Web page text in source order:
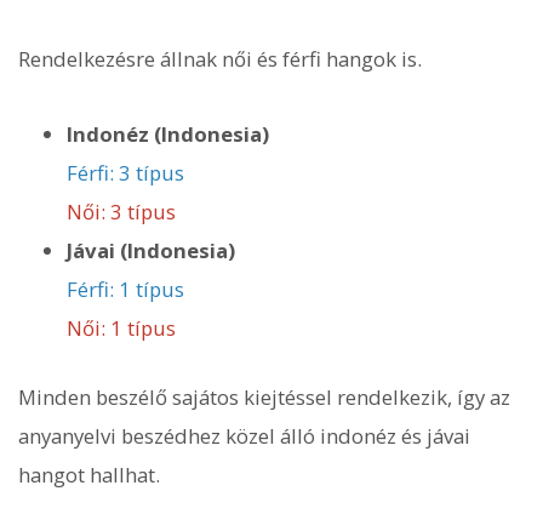
Rendelkezésre állnak női és férfi hangok is.
Indonéz (Indonesia)
Férfi: 3 típus
Női: 3 típus
Jávai (Indonesia)
Férfi: 1 típus
Női: 1 típus
Minden beszélő sajátos kiejtéssel rendelkezik, így az
anyanyelvi beszédhez közel álló indonéz és jávai
hangot hallhat.